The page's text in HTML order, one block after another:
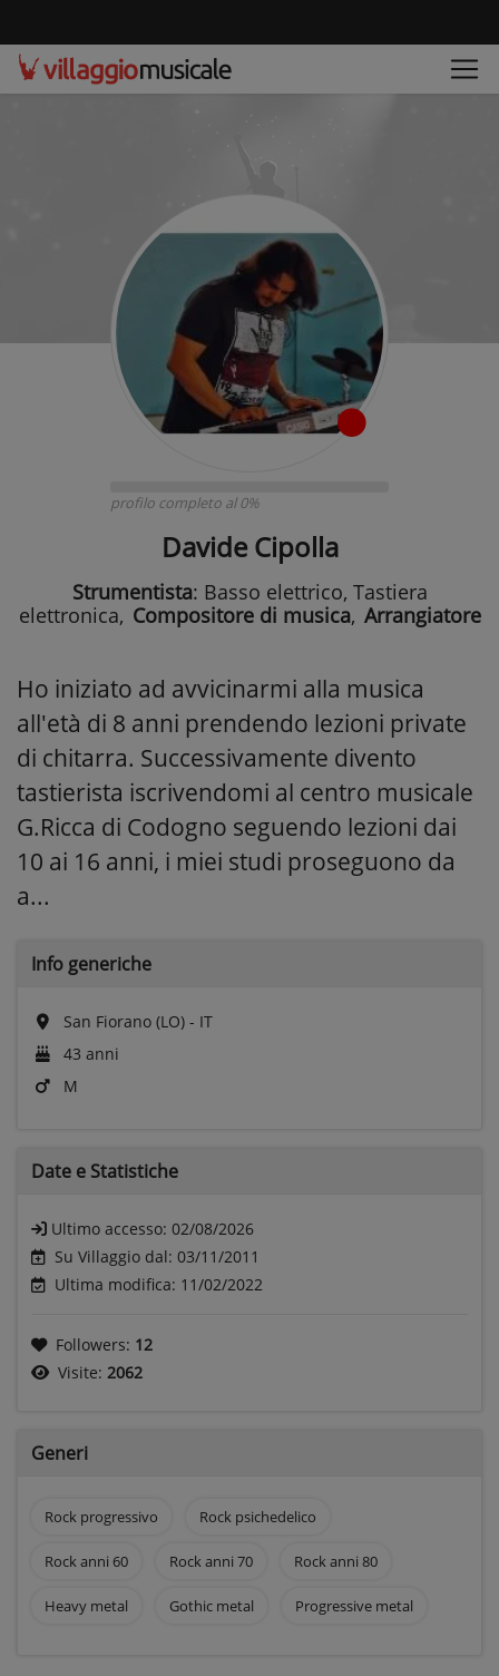
profilo completo al 0%
Davide Cipolla
Strumentista: Basso elettrico, Tastiera
elettronica, Compositore di musica, Arrangiatore
Ho iniziato ad avvicinarmi alla musica
all'età di 8 anni prendendo lezioni private
di chitarra. Successivamente divento
tastierista iscrivendomi al centro musicale
G.Ricca di Codogno seguendo lezioni dai
10 ai 16 anni, i miei studi proseguono da
a...
Info generiche
San Fiorano (LO) - IT
43 anni
M
Date e Statistiche
Ultimo accesso: 02/08/2026
Su Villaggio dal: 03/11/2011
Ultima modifica: 11/02/2022
Followers: 12
Visite: 2062
Generi
Rock progressivo Rock psichedelico
Rock anni 60 Rock anni 70 Rock anni 80
Heavy metal Gothic metal Progressive metal